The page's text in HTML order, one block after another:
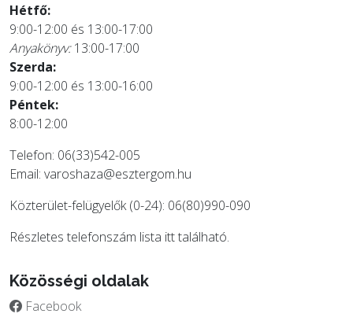
Hétfő:
9:00-12:00 és 13:00-17:00
Anyakönyv:13:00-17:00
Szerda:
9:00-12:00 és 13:00-16:00
Péntek:
8:00-12:00
Telefon: 06(33)542-005
Email: varoshaza@esztergom.hu
Közterület-felügyelők (0-24): 06(80)990-090
Részletes telefonszám lista itttalálható.
Közösségi oldalak
Facebook